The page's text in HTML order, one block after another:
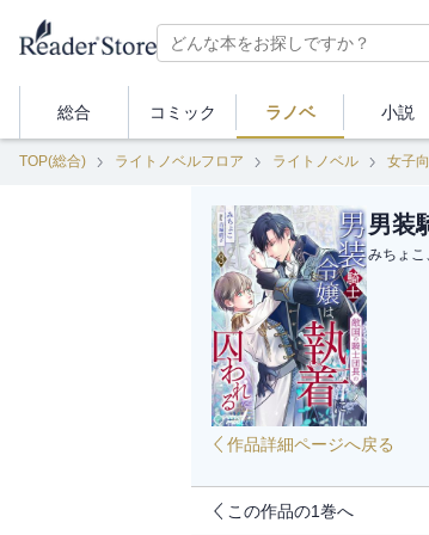
総合 コミック ラノベ 小説
TOP(総合) ライトノベルフロア ライトノベル 女子
男装
みちょこ
作品詳細ページへ戻る
この作品の1巻へ